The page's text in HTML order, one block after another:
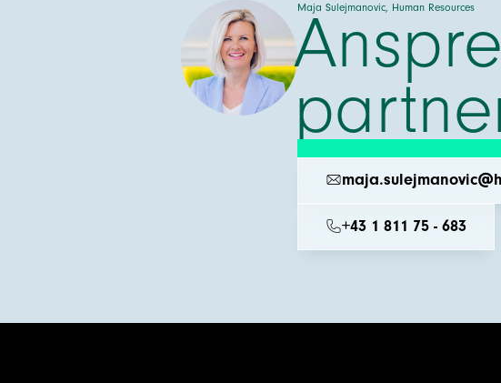
Maja Sulejmanovic, Human Resources
+43 1 811 75 - 683